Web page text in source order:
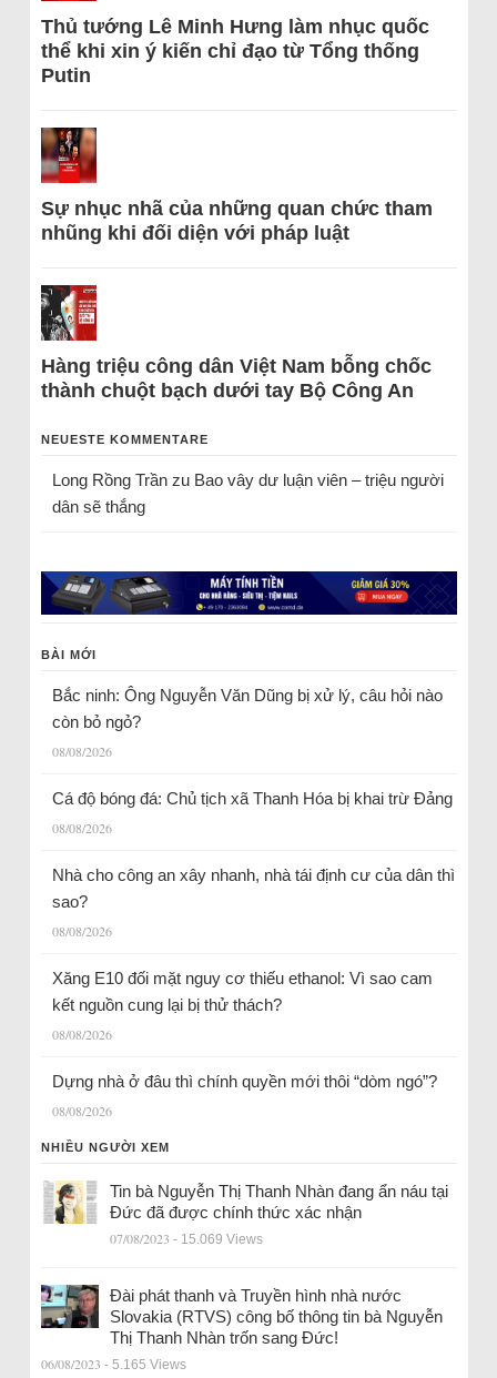
Thủ tướng Lê Minh Hưng làm nhục quốc
thể khi xin ý kiến chỉ đạo từ Tổng thống
Putin
Sự nhục nhã của những quan chức tham
nhũng khi đối diện với pháp luật
Hàng triệu công dân Việt Nam bỗng chốc
thành chuột bạch dưới tay Bộ Công An
NEUESTE KOMMENTARE
Long Rồng Trầnzu Bao vây dư luận viên – triệu người
dân sẽ thắng
BÀI MỚI
Bắc ninh: Ông Nguyễn Văn Dũng bị xử lý, câu hỏi nào
còn bỏ ngỏ?
08/08/2026
Cá độ bóng đá: Chủ tịch xã Thanh Hóa bị khai trừ Đảng
08/08/2026
Nhà cho công an xây nhanh, nhà tái định cư của dân thì
sao?
08/08/2026
Xăng E10 đối mặt nguy cơ thiếu ethanol: Vì sao cam
kết nguồn cung lại bị thử thách?
08/08/2026
Dựng nhà ở đâu thì chính quyền mới thôi “dòm ngó”?
08/08/2026
NHIỀU NGƯỜI XEM
Tin bà Nguyễn Thị Thanh Nhàn đang ẩn náu tại
Đức đã được chính thức xác nhận
07/08/2023 - 15.069 Views
Đài phát thanh và Truyền hình nhà nước
Slovakia (RTVS) công bố thông tin bà Nguyễn
Thị Thanh Nhàn trốn sang Đức!
06/08/2023 - 5.165 Views